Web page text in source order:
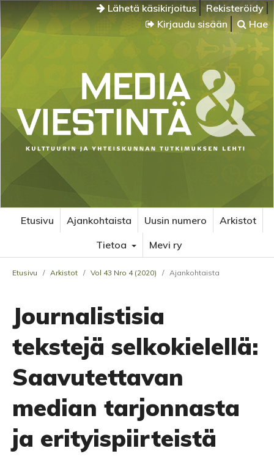
Lähetä käsikirjoitus
Rekisteröidy
Kirjaudu sisään
Hae
Etusivu Ajankohtaista Uusin numero
Arkistot
Tietoa
Mevi ry
Etusivu / Arkistot / Vol 43 Nro 4 (2020) / Ajankohtaista
Journalistisia
tekstejä selkokielellä:
Saavutettavan
median tarjonnasta
ja erityispiirteistä